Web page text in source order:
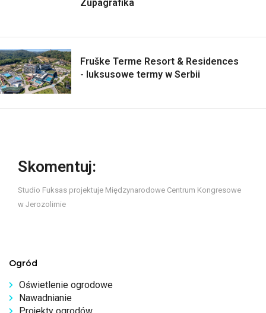
Zupagrafika
Fruške Terme Resort & Residences
- luksusowe termy w Serbii
Skomentuj:
Studio Fuksas projektuje Międzynarodowe Centrum Kongresowe
w Jerozolimie
Ogród
Oświetlenie ogrodowe
Nawadnianie